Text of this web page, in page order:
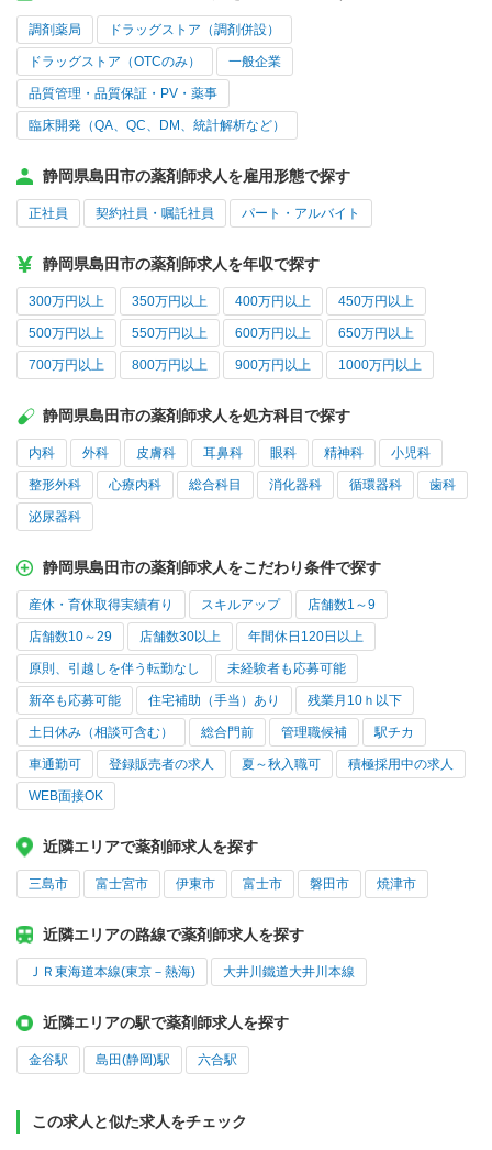
調剤薬局 ドラッグストア（調剤併設）
ドラッグストア（OTCのみ） 一般企業
品質管理・品質保証・PV・薬事
臨床開発（QA、QC、DM、統計解析など）
静岡県島田市の薬剤師求人を雇用形態で探す
正社員 契約社員・嘱託社員 パート・アルバイト
静岡県島田市の薬剤師求人を年収で探す
300万円以上 350万円以上 400万円以上 450万円以上
500万円以上 550万円以上 600万円以上 650万円以上
700万円以上 800万円以上 900万円以上 1000万円以上
静岡県島田市の薬剤師求人を処方科目で探す
内科 外科 皮膚科 耳鼻科 眼科 精神科 小児科
整形外科 心療内科 総合科目 消化器科 循環器科 歯科
泌尿器科
静岡県島田市の薬剤師求人をこだわり条件で探す
産休・育休取得実績有り スキルアップ 店舗数1～9
店舗数10～29 店舗数30以上 年間休日120日以上
原則、引越しを伴う転勤なし 未経験者も応募可能
新卒も応募可能 住宅補助（手当）あり 残業月10ｈ以下
土日休み（相談可含む） 総合門前 管理職候補 駅チカ
車通勤可 登録販売者の求人 夏～秋入職可 積極採用中の求人
WEB面接OK
近隣エリアで薬剤師求人を探す
三島市 富士宮市 伊東市 富士市 磐田市 焼津市
近隣エリアの路線で薬剤師求人を探す
ＪＲ東海道本線(東京－熱海) 大井川鐵道大井川本線
近隣エリアの駅で薬剤師求人を探す
金谷駅 島田(静岡)駅 六合駅
この求人と似た求人をチェック